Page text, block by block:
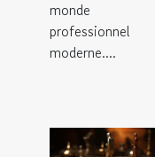
monde
professionnel
moderne....